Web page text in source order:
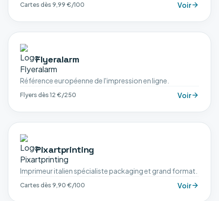
Cartes dès 9,99 €/100 Voir
Flyeralarm
Référence européenne de l'impression en ligne.
Flyers dès 12 €/250 Voir
Pixartprinting
Imprimeur italien spécialiste packaging et grand format.
Cartes dès 9,90 €/100 Voir